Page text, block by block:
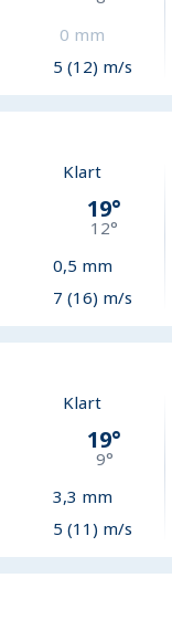
0 mm
5 (12) m/s
Klart
19°
12°
0,5 mm
7 (16) m/s
Klart
19°
9°
3,3 mm
5 (11) m/s